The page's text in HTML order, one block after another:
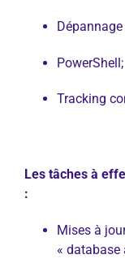
PowerShell;
Tracking
Les tâches à
:
Mises à
«